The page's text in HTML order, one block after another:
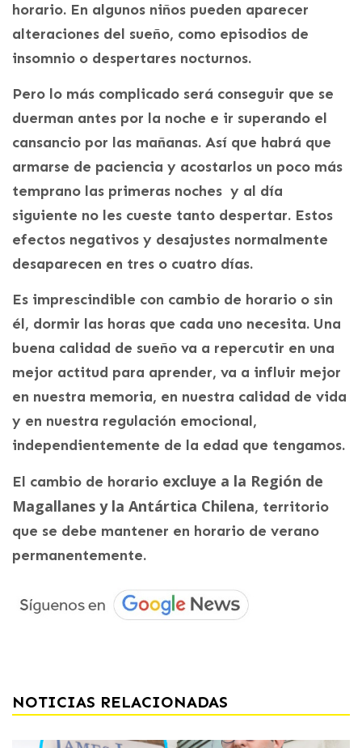
horario. En algunos niños pueden aparecer
alteraciones del sueño, como episodios de
insomnio o despertares nocturnos.
Pero lo más complicado será conseguir que se
duerman antes por la noche e ir superando el
cansancio por las mañanas. Así que habrá que
armarse de paciencia y acostarlos un poco más
temprano las primeras noches y al día
siguiente no les cueste tanto despertar. Estos
efectos negativos y desajustes normalmente
desaparecen en tres o cuatro días.
Es imprescindible con cambio de horario o sin
él, dormir las horas que cada uno necesita. Una
buena calidad de sueño va a repercutir en una
mejor actitud para aprender, va a influir mejor
en nuestra memoria, en nuestra calidad de vida
y en nuestra regulación emocional,
independientemente de la edad que tengamos.
El cambio de horario excluye a la Región de
Magallanes y la Antártica Chilena, territorio
que se debe mantener en horario de verano
permanentemente.
NOTICIAS RELACIONADAS